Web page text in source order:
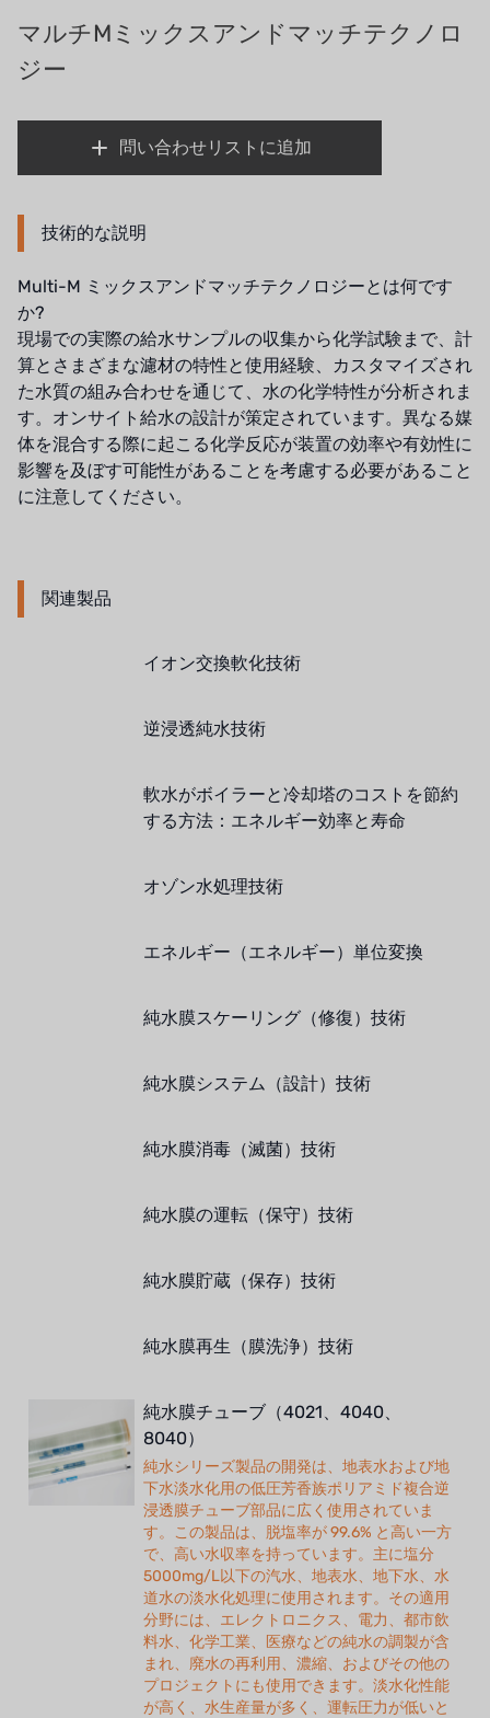
義大利AQUA
デモブランド
USダウ
SIEMENSドイツ
アメリカのプルサフィーダー
デンマークダンフォス
タイHAYCARB
UK PUROLITE
BRAHMA、イタリア
ETATRON
ウェーブサイバー
キャッシュアクメ
お問い合わせ
マルチMミックスアンドマッチテクノロ
ジー
問い合わせリストに追加
技術的な説明
Multi-M ミックスアンドマッチテクノロジーとは何です
か?
現場での実際の給水サンプルの収集から化学試験まで、計
算とさまざまな濾材の特性と使用経験、カスタマイズされ
た水質の組み合わせを通じて、水の化学特性が分析されま
す。オンサイト給水の設計が策定されています。異なる媒
体を混合する際に起こる化学反応が装置の効率や有効性に
影響を及ぼす可能性があることを考慮する必要があること
に注意してください。
関連製品
イオン交換軟化技術
逆浸透純水技術
軟水がボイラーと冷却塔のコストを節約
する方法：エネルギー効率と寿命
オゾン水処理技術
エネルギー（エネルギー）単位変換
純水膜スケーリング（修復）技術
純水膜システム（設計）技術
純水膜消毒（滅菌）技術
純水膜の運転（保守）技術
純水膜貯蔵（保存）技術
純水膜再生（膜洗浄）技術
純水膜チューブ（4021、4040、
8040）
純水シリーズ製品の開発は、地表水および地
下水淡水化用の低圧芳香族ポリアミド複合逆
浸透膜チューブ部品に広く使用されていま
す。この製品は、脱塩率が 99.6% と高い一方
で、高い水収率を持っています。主に塩分
5000mg/L以下の汽水、地表水、地下水、水
道水の淡水化処理に使用されます。その適用
分野には、エレクトロニクス、電力、都市飲
料水、化学工業、医療などの純水の調製が含
まれ、廃水の再利用、濃縮、およびその他の
プロジェクトにも使用できます。淡水化性能
が高く、水生産量が多く、運転圧力が低いと